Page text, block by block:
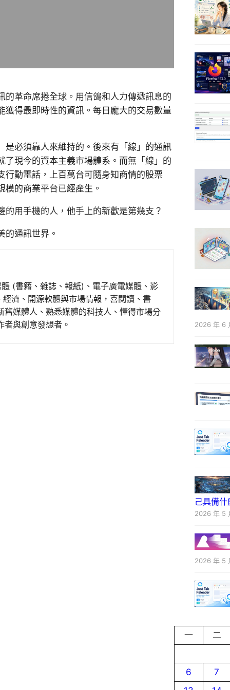
革命席捲全球。用信鴿和人力傳遞訊息的
得最即時性的資訊。每日龐大的交易數量
必須靠人來維持的。後來有「線」的通訊
現今的資本主義市場體系。而無「線」的
行動電話，上百萬台可隨身知商情的股票
的商業平台已經產生。
用手機的人，他手上的新歡是第幾支？
的通訊世界。
(書籍、雜誌、報紙)、電子廣電媒體、影
濟、開源軟體與市場情報，喜閱讀、書
媒體人、熟悉媒體的科技人、懂得市場分
與創意發想者。
2026 年 6
己具備什
2026 年 5
2026 年 5
一 二
6
7